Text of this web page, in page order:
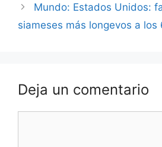
Mundo: Estados Unidos:
siameses más longevos a los
Deja un comentario